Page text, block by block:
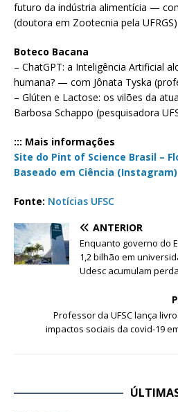
futuro da indústria alimentícia —
(doutora em Zootecnia pela UFRGS)
Boteco Bacana
– ChatGPT: a Inteligência Artificial
humana? — com Jônata Tyska
– Glúten e Lactose: os vilões da
Barbosa Schappo (pesquisadora
::: Mais informações
Site do Pint of Science Brasil –
Baseado em Ciência (Instagram)
Fonte: Notícias UFSC
ANTERIOR
Enquanto governo do
1,2 bilhão em
Udesc acumulam
Professor da UFSC lança
impactos sociais da covid-19